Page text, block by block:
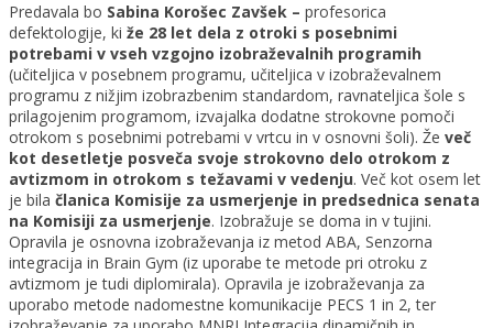
Predavala bo Sabina Korošec Zavšek – profesorica
defektologije, ki že 28 let dela z otroki s posebnimi
potrebami v vseh vzgojno izobraževalnih programih
(učiteljica v posebnem programu, učiteljica v izobraževalnem
programu z nižjim izobrazbenim standardom, ravnateljica šole s
prilagojenim programom, izvajalka dodatne strokovne pomoči
otrokom s posebnimi potrebami v vrtcu in v osnovni šoli). Že več
kot desetletje posveča svoje strokovno delo otrokom z
avtizmom in otrokom s težavami v vedenju. Več kot osem let
je bila članica Komisije za usmerjenje in predsednica senata
na Komisiji za usmerjenje. Izobražuje se doma in v tujini.
Opravila je osnovna izobraževanja iz metod ABA, Senzorna
integracija in Brain Gym (iz uporabe te metode pri otroku z
avtizmom je tudi diplomirala). Opravila je izobraževanja za
uporabo metode nadomestne komunikacije PECS 1 in 2, ter